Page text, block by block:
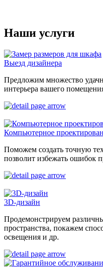
Наши услуги
Выезд дизайнера
Предложим множество
интерьера вашего
Компьютерное
Поможем создать точную
позволит избежать ошибок
3D-дизайн
Продемонстрируем
пространства, покажем
освещения и др.